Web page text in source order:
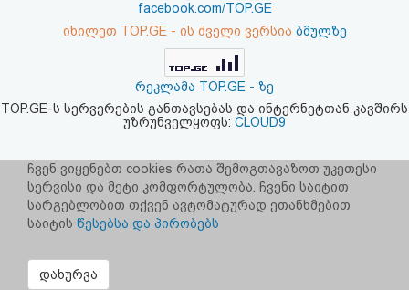
სალიცენზიო
პასუხისმგებლობის
უარყოფა
facebook.com/TOP.GE
იხილეთ TOP.GE - ის ძველი ვერსია ბმულზე
რეკლამა TOP.GE - ზე
TOP.GE-ს სერვერების განთავსებას და ინტერნეტთან კავშირს
უზრუნველყოფს: CLOUD9
ჩვენ ვიყენებთ cookies რათა შემოგთავაზოთ უკეთესი
სერვისი და მეტი კომფორტულობა. ჩვენი საიტით
სარგებლობით თქვენ ავტომატურად ეთანხმებით
საიტის წესებსა და პირობებს
დახურვა